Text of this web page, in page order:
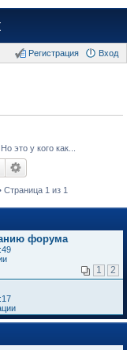
Вход
Регистрация
это у кого как...
Страница 1 из 1
форума
1 2